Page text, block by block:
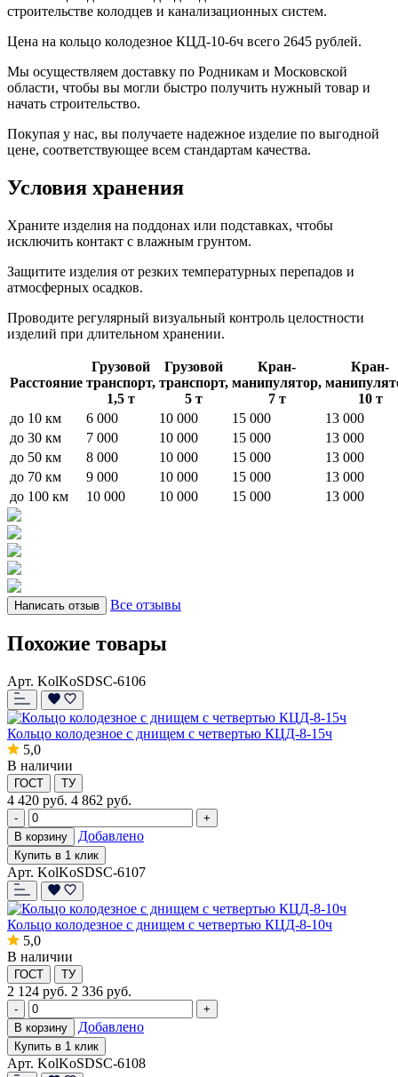
строительстве колодцев и канализационных систем.
Цена на кольцо колодезное КЦД-10-6ч всего 2645 рублей.
Мы осуществляем доставку по Родникам и Московской
области, чтобы вы могли быстро получить нужный товар и
начать строительство.
Покупая у нас, вы получаете надежное изделие по выгодной
цене, соответствующее всем стандартам качества.
Условия хранения
Храните изделия на поддонах или подставках, чтобы
исключить контакт с влажным грунтом.
Защитите изделия от резких температурных перепадов и
атмосферных осадков.
Проводите регулярный визуальный контроль целостности
изделий при длительном хранении.
Расстояние
Грузовой
транспорт,
1,5 т
Грузовой
транспорт,
5 т
Кран-
манипулятор,
7 т
Кран-
10 т
до 10 км
6 000 10 000 15 000
13 000
до 30 км
7 000 10 000 15 000
13 000
до 50 км
8 000 10 000 15 000
13 000
до 70 км
9 000 10 000 15 000
13 000
до 100 км
10 000 10 000 15 000 13 000
Написать отзыв Все отзывы
Похожие товары
Арт. KolKoSDSC-6106
Кольцо колодезное с днищем с четвертью КЦД-8-15ч
5,0
В наличии
ГОСТ ТУ
4 420 руб. 4 862 руб.
-
+
В корзину
Добавлено
Купить в 1 клик
Арт. KolKoSDSC-6107
Кольцо колодезное с днищем с четвертью КЦД-8-10ч
5,0
В наличии
ГОСТ ТУ
2 124 руб. 2 336 руб.
-
+
В корзину
Добавлено
Купить в 1 клик
Арт. KolKoSDSC-6108